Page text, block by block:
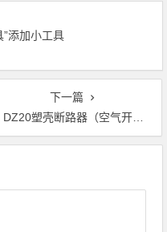
”添加小工具
下一篇
DZ20塑壳断路器（空气开关）